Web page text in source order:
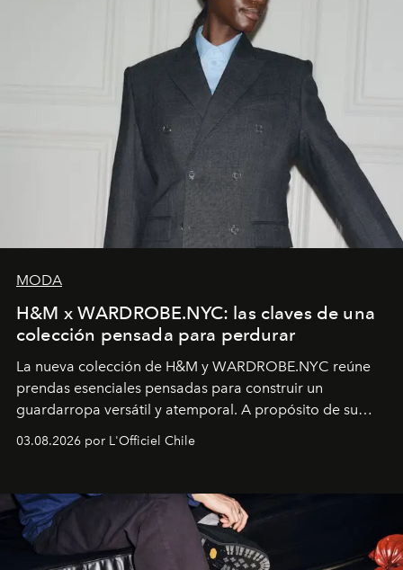
MODA
H&M x WARDROBE.NYC: las claves de una
colección pensada para perdurar
La nueva colección de H&M y WARDROBE.NYC reúne
prendas esenciales pensadas para construir un
guardarropa versátil y atemporal. A propósito de su
lanzamiento, los fundadores de la firma neoyorquina y
la asesora creativa y jefa de diseño global de la marca
y la filosofía detrás de la propuesta.
03.08.2026 por L'Officiel Chile